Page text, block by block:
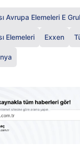
Avrupa Elemeleri E
Elemeleri Exxen